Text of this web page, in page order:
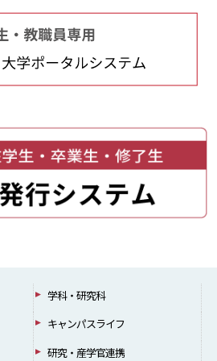
学科・研究科
キャンパスライフ
研究・産学官連携